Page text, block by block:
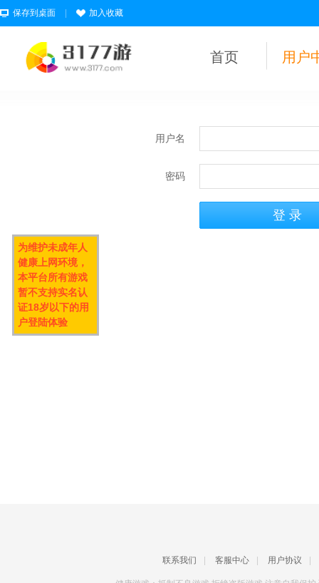
保存到桌面 加入收藏
首页 用户
用户名
密码
联系我们 客服中心 用户协议
为维护未成年人
健康上网环境，
本平台所有游戏
暂不支持实名认
证18岁以下的用
户登陆体验